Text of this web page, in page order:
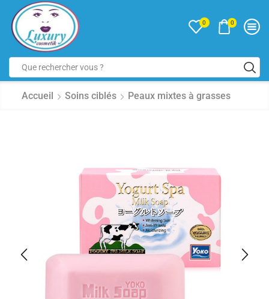
0 0
Accueil Soins ciblés Peaux mixtes à grasses